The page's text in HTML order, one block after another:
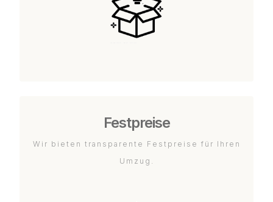
Festpreise
Wir bieten transparente Festpreise für Ihren
Umzug.